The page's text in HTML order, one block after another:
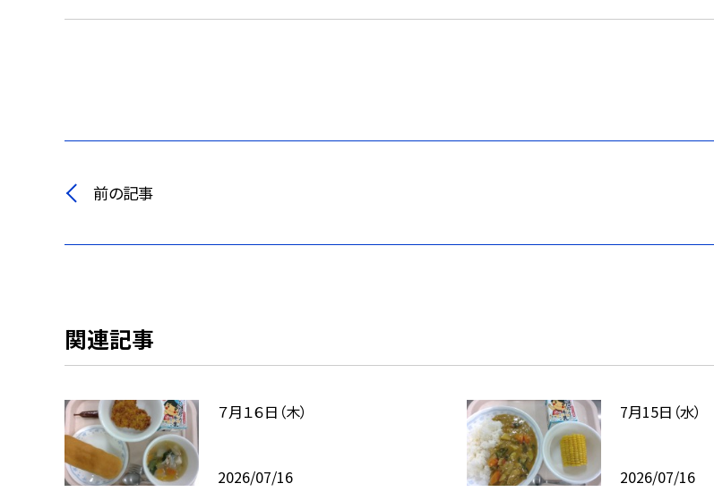
前の記事
関連記事
７月１６日（木）
2026/07/16
7月15日（水）
2026/07/16